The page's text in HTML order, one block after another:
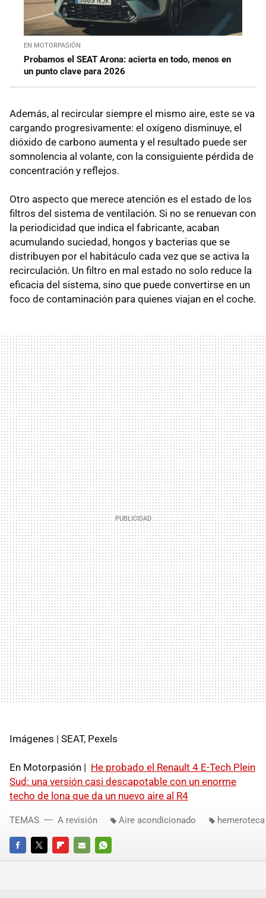
EN MOTORPASIÓN
Probamos el SEAT Arona: acierta en todo, menos en
un punto clave para 2026
Además, al recircular siempre el mismo aire, este se va
cargando progresivamente: el oxígeno disminuye, el
dióxido de carbono aumenta y el resultado puede ser
somnolencia al volante, con la consiguiente pérdida de
concentración y reflejos.
Otro aspecto que merece atención es el estado de los
filtros del sistema de ventilación. Si no se renuevan con
la periodicidad que indica el fabricante, acaban
acumulando suciedad, hongos y bacterias que se
distribuyen por el habitáculo cada vez que se activa la
recirculación. Un filtro en mal estado no solo reduce la
eficacia del sistema, sino que puede convertirse en un
foco de contaminación para quienes viajan en el coche.
Imágenes | SEAT, Pexels
En Motorpasión | He probado el Renault 4 E-Tech Plein
Sud: una versión casi descapotable con un enorme
techo de lona que da un nuevo aire al R4
FACEBOOKTWITTERFLIPBOARD
E-
WHATSAPP
TEMAS A revisión Aire acondicionado hemeroteca